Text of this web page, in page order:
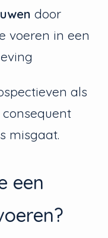
door
voeren in een
als
misgaat.
een